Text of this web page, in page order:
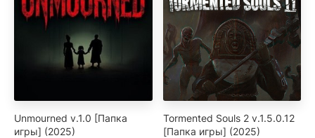
Unmourned v.1.0 [Папка
игры] (2025)
Tormented Souls 2 v.1.5.0.12
[Папка игры] (2025)